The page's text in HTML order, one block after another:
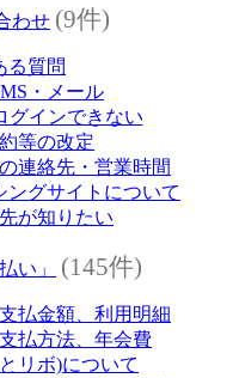
わせ (9件)
る質問
・メール
グインできない
等の改定
連絡先・営業時間
ングサイトについて
が知りたい
い」 (145件)
払金額、利用明細
払方法、年会費
リボ)について